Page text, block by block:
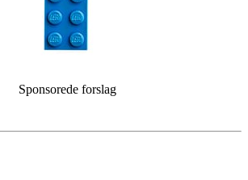
Sponsorede forslag